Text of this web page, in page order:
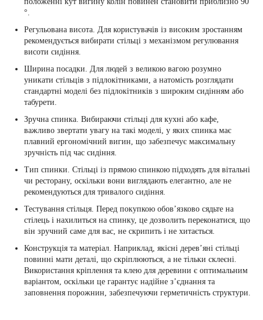
°.
Регульована висота. Для користувачів із високим зростанням
рекомендується вибирати стільці з механізмом регулювання
висоти сидіння.
Ширина посадки. Для людей з великою вагою розумно
уникати стільців з підлокітниками, а натомість розглядати
стандартні моделі без підлокітників з широким сидінням або
табурети.
Зручна спинка. Вибираючи стільці для кухні або кафе,
важливо звертати увагу на такі моделі, у яких спинка має
плавний ергономічний вигин, що забезпечує максимальну
зручність під час сидіння.
Тип спинки. Стільці із прямою спинкою підходять для вітальні
чи ресторану, оскільки вони виглядають елегантно, але не
рекомендуються для тривалого сидіння.
Тестування стільця. Перед покупкою обов’язково сядьте на
стілець і нахилиться на спинку, це дозволить переконатися, що
він зручний саме для вас, не скрипить і не хитається.
Конструкція та матеріал. Наприклад, якісні дерев’яні стільці
повинні мати деталі, що скріплюються, а не тільки склеєні.
Використання кріплення та клею для деревини є оптимальним
варіантом, оскільки це гарантує надійне з’єднання та
заповнення порожнин, забезпечуючи герметичність структури.